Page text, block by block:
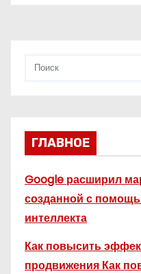
ГЛАВНОЕ
Google расширил
созданной с
интеллекта
Как повысить
продвижения Как